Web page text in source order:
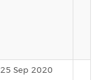
25 Sep 2020